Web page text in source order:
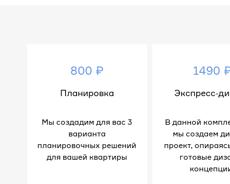
800 ₽
Планировка
Мы создадим для вас 3
варианта
планировочных решений
для вашей квартиры
1490
Экспресс-
В данной
мы создаем
проект,
готовые